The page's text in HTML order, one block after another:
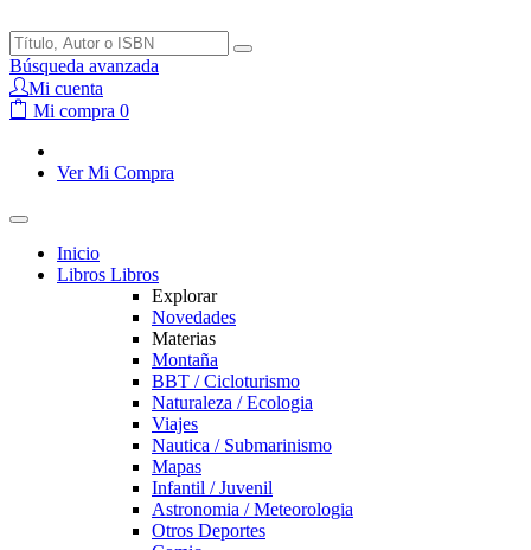
Búsqueda avanzada
Mi cuenta
Mi compra 0
Ver Mi Compra
Inicio
Libros Libros
Explorar
Novedades
Materias
Montaña
BBT / Cicloturismo
Naturaleza / Ecologia
Viajes
Nautica / Submarinismo
Mapas
Infantil / Juvenil
Astronomia / Meteorologia
Otros Deportes